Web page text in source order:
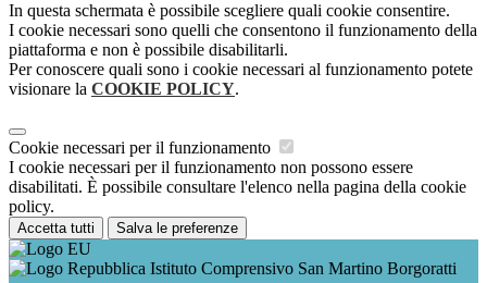
In questa schermata è possibile scegliere quali cookie consentire.
I cookie necessari sono quelli che consentono il funzionamento della
piattaforma e non è possibile disabilitarli.
Per conoscere quali sono i cookie necessari al funzionamento potete
visionare la COOKIE POLICY.
Cookie necessari per il funzionamento
I cookie necessari per il funzionamento non possono essere
disabilitati. È possibile consultare l'elenco nella pagina della cookie
policy.
Accetta tutti Salva le preferenze
Istituto Comprensivo San Martino Borgoratti